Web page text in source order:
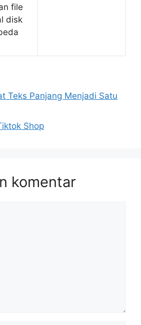
file
disk
Teks Panjang Menjadi Satu
Shop
komentar